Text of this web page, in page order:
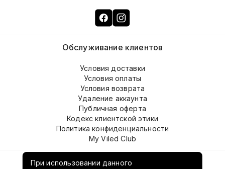
При использовании данного
О компании
Обслуживание клиентов
Условия доставки
Условия оплаты
Условия возврата
Удаление аккаунта
Публичная оферта
Кодекс клиентской этики
Политика конфиденциальности
My Viled Club